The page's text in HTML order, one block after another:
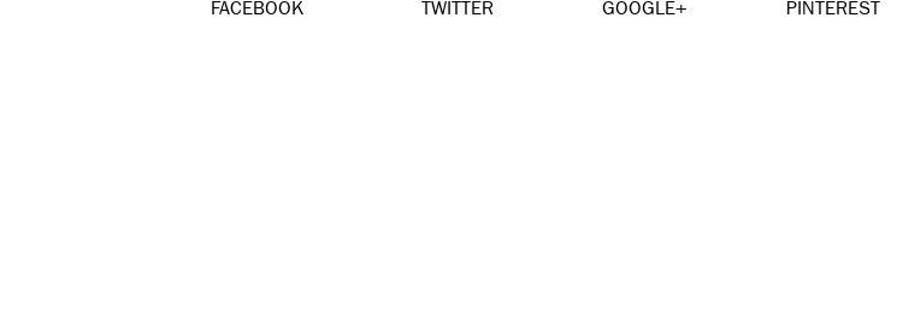
FACEBOOK TWITTER GOOGLE+ PINTEREST